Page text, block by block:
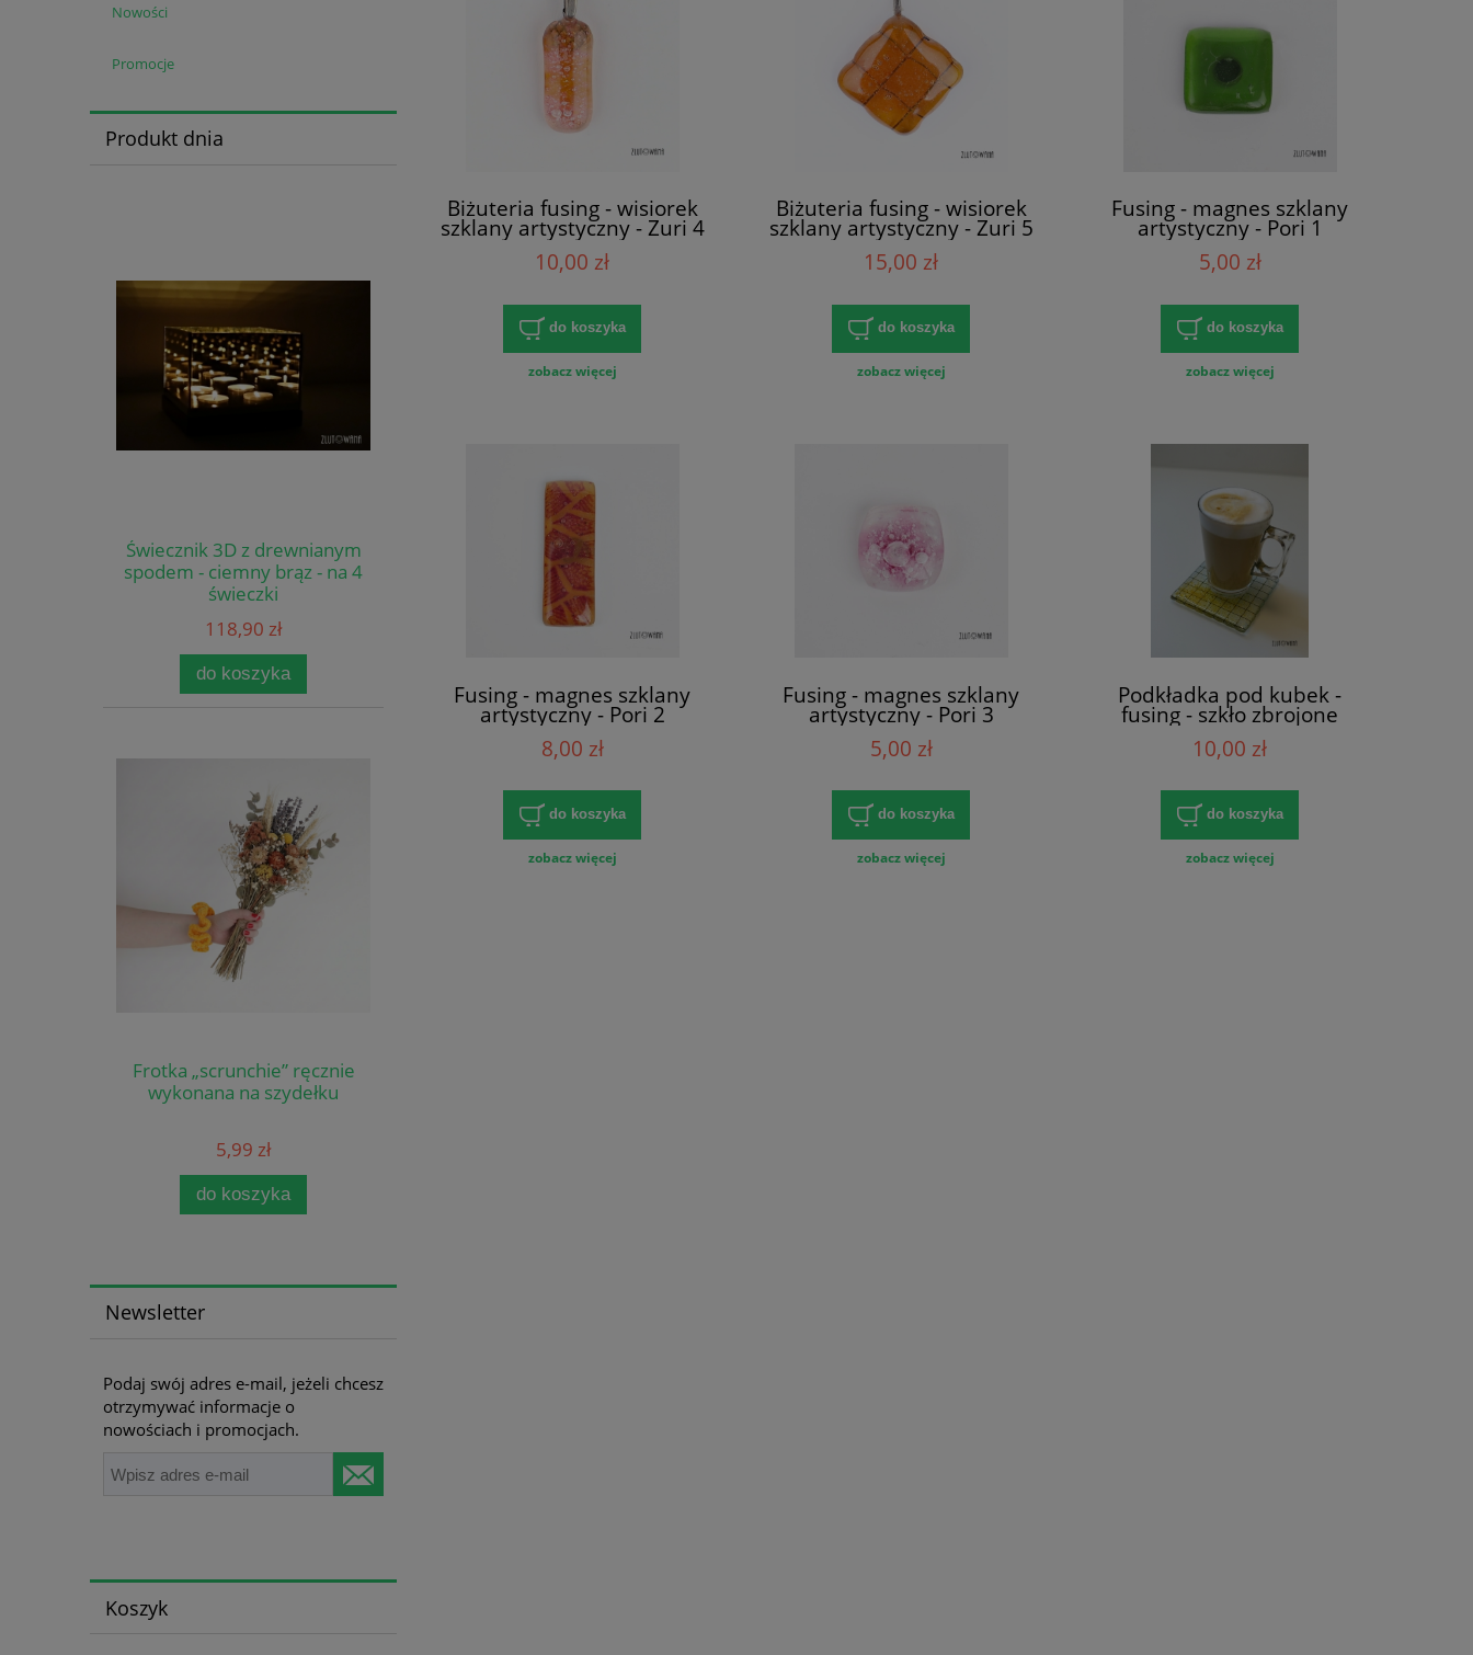
Nowości
Promocje
Produkt dnia
Świecznik 3D z drewnianym
spodem - ciemny brąz - na 4
świeczki
118,90 zł
do koszyka
Frotka „scrunchie” ręcznie
wykonana na szydełku
5,99 zł
do koszyka
Newsletter
Podaj swój adres e-mail, jeżeli chcesz
otrzymywać informacje o
nowościach i promocjach.
Koszyk
Biżuteria fusing - wisiorek
szklany artystyczny - Zuri 4
10,00 zł
do koszyka
zobacz więcej
Biżuteria fusing - wisiorek
szklany artystyczny - Zuri 5
15,00 zł
do koszyka
zobacz więcej
Fusing - magnes szklany
artystyczny - Pori 1
5,00 zł
do koszyka
zobacz więcej
Fusing - magnes szklany
artystyczny - Pori 2
8,00 zł
do koszyka
zobacz więcej
Fusing - magnes szklany
artystyczny - Pori 3
5,00 zł
do koszyka
zobacz więcej
Podkładka pod kubek -
fusing - szkło zbrojone
10,00 zł
do koszyka
zobacz więcej